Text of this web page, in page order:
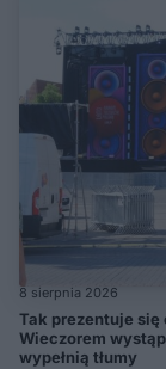
8 sierpnia 2026
Tak prezentuje się
Wieczorem
wypełnią tłumy